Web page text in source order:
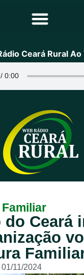
Principal
Programação
Equipe
Contato
Sobre
Ceará Rural Ao
do Ceará
01/11/2024